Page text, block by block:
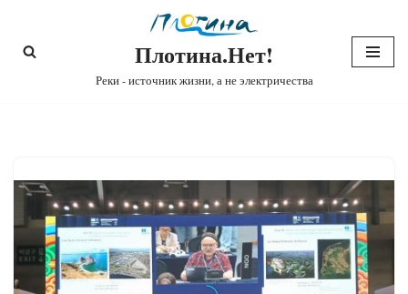
Перейти
Плотина.Нет!
Реки - источник жизни, а не электричества